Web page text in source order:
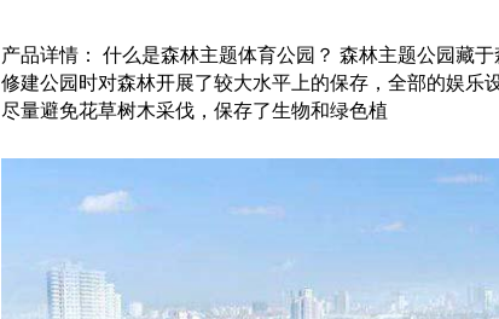
产品详情： 什么是森林主题体育公园？ 森林主题公园藏
修建公园时对森林开展了较大水平上的保存，全部的娱乐
尽量避免花草树木采伐，保存了生物和绿色植